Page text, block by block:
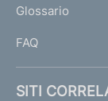
IGlossario
FAQ
SITI